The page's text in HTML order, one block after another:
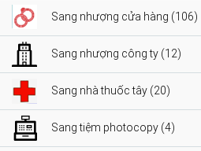
Sang nhượng cửa hàng (106)
Sang nhượng công ty (12)
Sang nhà thuốc tây (20)
Sang tiệm photocopy (4)